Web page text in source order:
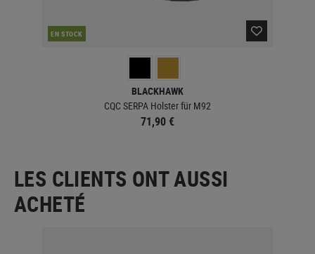
EN STOCK
BLACKHAWK
CQC SERPA Holster für M92
71,90 €
LES CLIENTS ONT AUSSI
ACHETÉ